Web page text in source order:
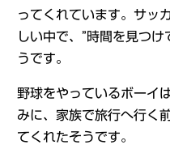
ってくれています。サッ
しい中で、”時間を見つ
うです。
野球をやっているボーイ
みに、家族で旅行へ行く
てくれたそうです。